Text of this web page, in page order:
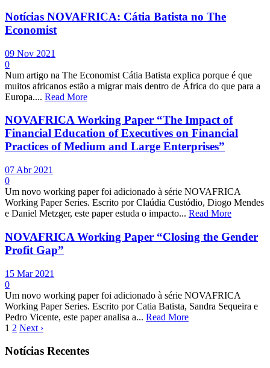
Notícias NOVAFRICA: Cátia Batista no The
Economist
09 Nov 2021
0
Num artigo na The Economist Cátia Batista explica porque é que
muitos africanos estão a migrar mais dentro de África do que para a
Europa.... Read More
NOVAFRICA Working Paper “The Impact of
Financial Education of Executives on Financial
Practices of Medium and Large Enterprises”
07 Abr 2021
0
Um novo working paper foi adicionado à série NOVAFRICA
Working Paper Series. Escrito por Claúdia Custódio, Diogo Mendes
e Daniel Metzger, este paper estuda o impacto... Read More
NOVAFRICA Working Paper “Closing the Gender
Profit Gap”
15 Mar 2021
0
Um novo working paper foi adicionado à série NOVAFRICA
Working Paper Series. Escrito por Catia Batista, Sandra Sequeira e
Pedro Vicente, este paper analisa a... Read More
1 2 Next ›
Notícias Recentes